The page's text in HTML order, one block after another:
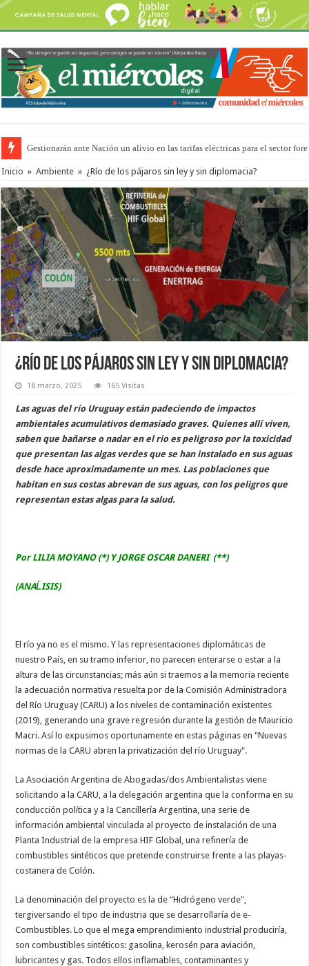
Gestionarán ante Nación un alivio en las tarifas eléctricas para el sector
La media sanción a la ley de Inviolabilidad ya ingresó en revisión a
Inicio » Ambiente » ¿Río de los pájaros sin ley y sin diplomacia?
¿Río de los pájaros sin ley y sin diplomacia?
18 marzo, 2025 165 Visitas
Las aguas del río Uruguay están padeciendo de impactos
ambientales acumulativos demasiado graves. Quienes allí viven,
saben que bañarse o nadar en el rio es peligroso por la toxicidad
que presentan las algas verdes que se han instalado en sus aguas
desde hace aproximadamente un mes. Las poblaciones que
habitan en sus costas abrevan de sus aguas, con los peligros que
representan estas algas para la salud.
Por LILIA MOYANO (*) Y JORGE OSCAR DANERI (**)
(ANAĹISIS)
El río ya no es el mismo. Y las representaciones diplomáticas de
nuestro País, en su tramo inferior, no parecen enterarse o estar a la
altura de las circunstancias; más aún si traemos a la memoria reciente
la adecuación normativa resuelta por de la Comisión Administradora
del Río Uruguay (CARU) a los niveles de contaminación existentes
(2019), generando una grave regresión durante la gestión de Mauricio
Macri. Así lo expusimos oportunamente en estas páginas en "Nuevas
normas de la CARU abren la privatización del río Uruguay".
La Asociación Argentina de Abogadas/dos Ambientalistas viene
solicitando a la CARU, a la delegación argentina que la conforma en su
conducción política y a la Cancillería Argentina, una serie de
información ambiental vinculada al proyecto de instalación de una
Planta Industrial de la empresa HIF Global, una refinería de
combustibles sintéticos que pretende construirse frente a las playas-
costanera de Colón.
La denominación del proyecto es la de “Hidrógeno verde",
tergiversando el tipo de industria que se desarrollaría de e-
Combustibles. Lo que el mega emprendimiento industrial produciría,
son combustibles sintéticos: gasolina, kerosén para aviación,
lubricantes y gas. Todos ellos inflamables, contaminantes y